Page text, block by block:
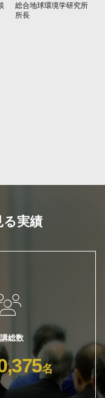
総合地球環境学研究所
所長
る実績
総数
名